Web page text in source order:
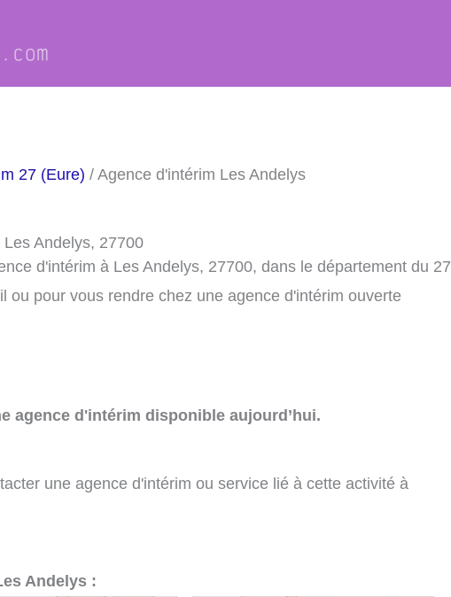
27 (Eure) / Agence d'intérim Les Andelys
Andelys, 27700
d'intérim à Les Andelys, 27700, dans le département du 27
ou pour vous rendre chez une agence d'intérim ouverte
agence d'intérim disponible aujourd’hui.
une agence d'intérim ou service lié à cette activité à
Andelys :